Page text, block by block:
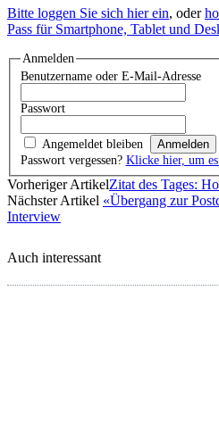
Bitte loggen Sie sich hier ein, oder
Pass für Smartphone, Tablet und
Anmelden
Benutzername oder E-Mail-Adresse
Passwort
Angemeldet bleiben
Passwort vergessen? Klicke hier, um
Vorheriger ArtikelZitat des Tages:
Nächster Artikel «Übergang zur
Interview
Auch interessant